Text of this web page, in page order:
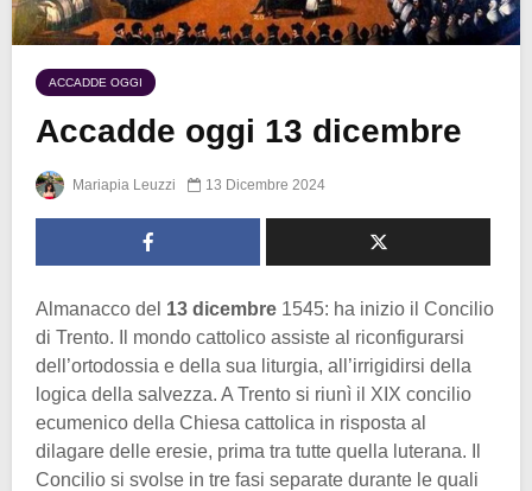
ACCADDE OGGI
Accadde oggi 13 dicembre
Mariapia Leuzzi 13 Dicembre 2024
Almanacco del 13 dicembre 1545: ha inizio il Concilio
di Trento. Il mondo cattolico assiste al riconfigurarsi
dell’ortodossia e della sua liturgia, all’irrigidirsi della
logica della salvezza. A Trento si riunì il XIX concilio
ecumenico della Chiesa cattolica in risposta al
dilagare delle eresie, prima tra tutte quella luterana. Il
Concilio si svolse in tre fasi separate durante le quali